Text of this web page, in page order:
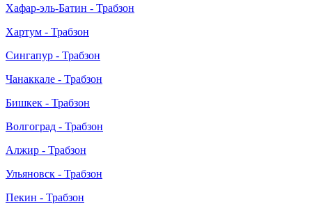
Хафар-эль-Батин - Трабзон
Хартум - Трабзон
Сингапур - Трабзон
Чанаккале - Трабзон
Бишкек - Трабзон
Волгоград - Трабзон
Алжир - Трабзон
Ульяновск - Трабзон
Пекин - Трабзон